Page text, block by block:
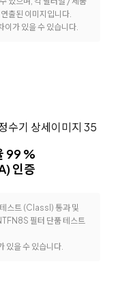
출된 이미지입니다.
이가 있을 수 있습니다.
99 %
인증
스트 (ClassI) 통과 및
필터 단품 테스트
있을 수 있습니다.